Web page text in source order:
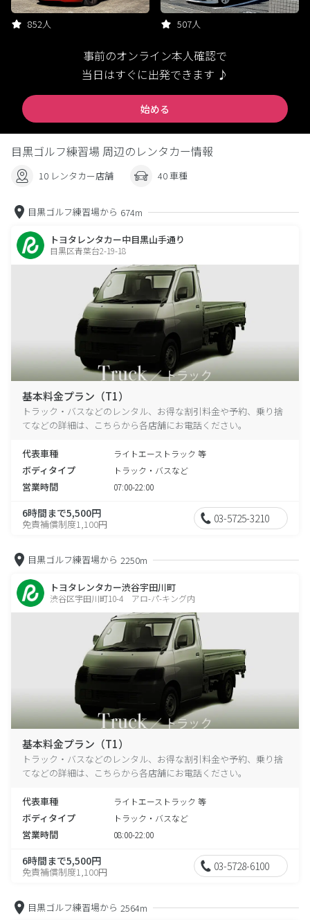
852人 507人
事前のオンライン本人確認で
当日はすぐに出発できます ♪
始める
目黒ゴルフ練習場 周辺のレンタカー情報
10 レンタカー店舗 40 車種
目黒ゴルフ練習場から 674m
トヨタレンタカー中目黒山手通り
目黒区青葉台2-19-18
基本料金プラン（T1）
トラック・バスなどのレンタル、お得な割引料金や予約、乗り捨
てなどの詳細は、こちらから各店舗にお電話ください。
代表車種 ライトエーストラック 等
ボディタイプ トラック・バスなど
営業時間 07:00-22:00
6時間まで5,500円
免責補償制度1,100円 03-5725-3210
目黒ゴルフ練習場から 2250m
トヨタレンタカー渋谷宇田川町
渋谷区宇田川町10-4 アロ-パ-キング内
基本料金プラン（T1）
トラック・バスなどのレンタル、お得な割引料金や予約、乗り捨
てなどの詳細は、こちらから各店舗にお電話ください。
代表車種 ライトエーストラック 等
ボディタイプ トラック・バスなど
営業時間 08:00-22:00
6時間まで5,500円
免責補償制度1,100円 03-5728-6100
目黒ゴルフ練習場から 2564m